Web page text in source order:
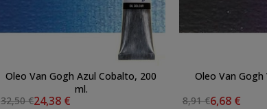
Oleo Van Gogh Azul Cobalto, 200
ml.
32,50 €24,38 €
Oleo Van
8,91 €6,68 €